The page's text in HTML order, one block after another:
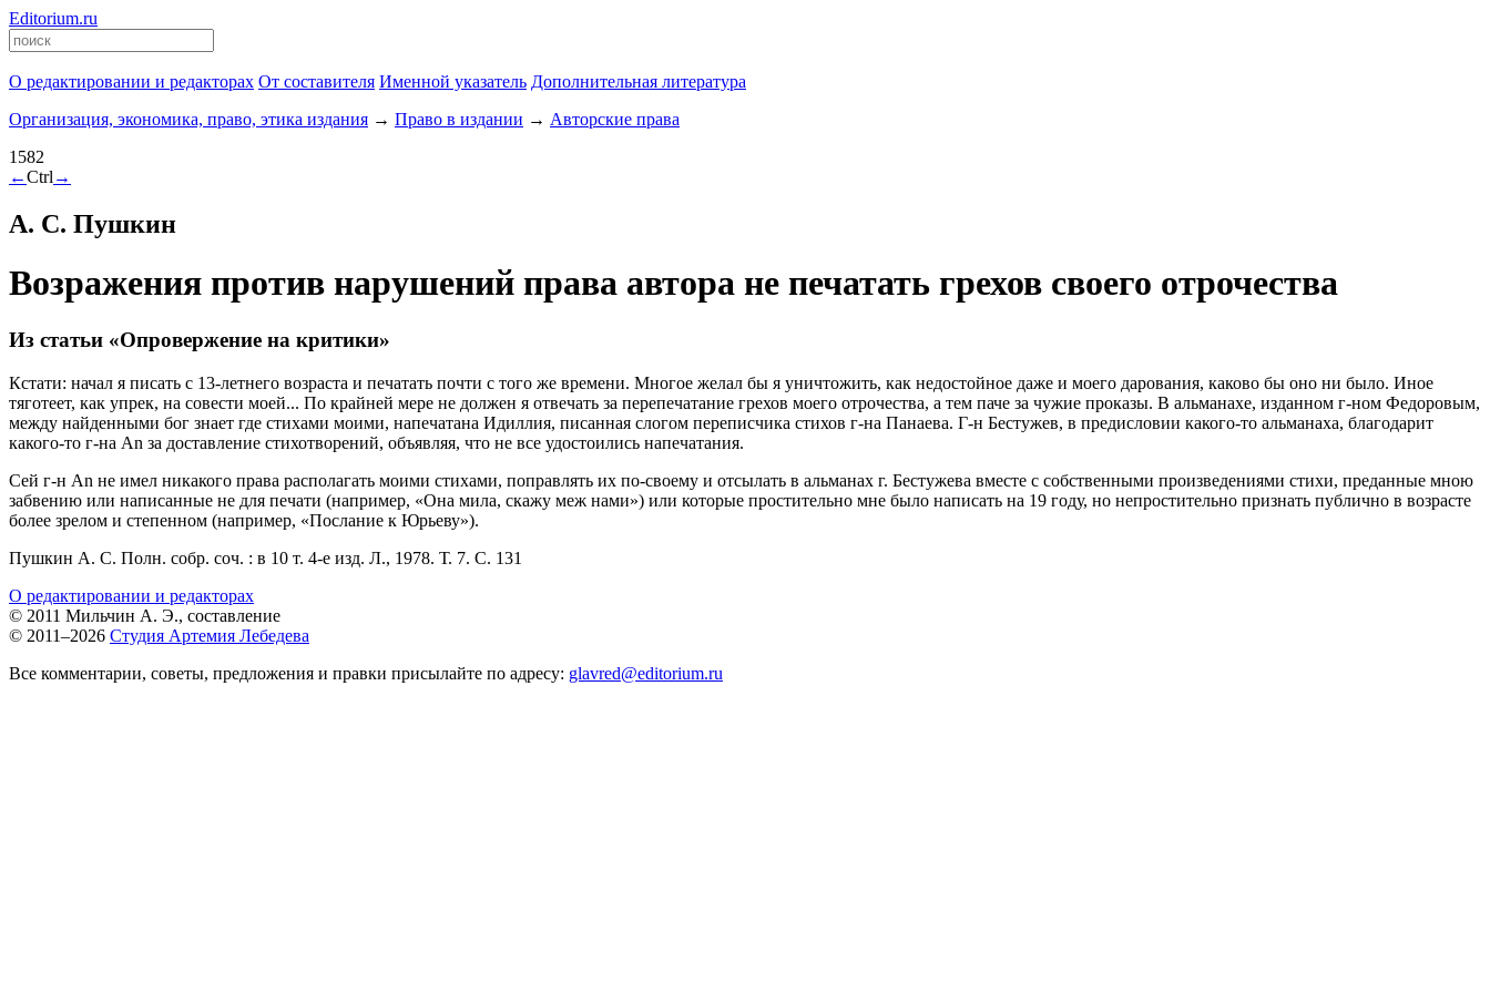
Editorium.ru
О редактировании и редакторах От составителя Именной указатель Дополнительная литература
Организация, экономика, право, этика издания → Право в издании → Авторские права
1582
←Ctrl →
А. С. Пушкин
Возражения против нарушений права автора не печатать грехов своего отрочества
Из статьи «Опровержение на критики»
Кстати: начал я писать с 13-летнего возраста и печатать почти с того же времени. Многое желал бы я уничтожить, как недостойное даже и моего дарования, каково бы оно ни было. Иное
тяготеет, как упрек, на совести моей... По крайней мере не должен я отвечать за перепечатание грехов моего отрочества, а тем паче за чужие проказы. В альманахе, изданном г-ном Федоровым,
между найденными бог знает где стихами моими, напечатана Идиллия, писанная слогом переписчика стихов г-на Панаева. Г-н Бестужев, в предисловии какого-то альманаха, благодарит
какого-то г-на Аn за доставление стихотворений, объявляя, что не все удостоились напечатания.
Сей г-н Аn не имел никакого права располагать моими стихами, поправлять их по-своему и отсылать в альманах г. Бестужева вместе с собственными произведениями стихи, преданные мною
забвению или написанные не для печати (например, «Она мила, скажу меж нами») или которые простительно мне было написать на 19 году, но непростительно признать публично в возрасте
более зрелом и степенном (например, «Послание к Юрьеву»).
Пушкин А. С. Полн. собр. соч. : в 10 т. 4-е изд. Л., 1978. Т. 7. С. 131
О редактировании и редакторах
© 2011 Мильчин А. Э., составление
© 2011–2026 Студия Артемия Лебедева
Все комментарии, советы, предложения и правки присылайте по адресу: glavred@editorium.ru